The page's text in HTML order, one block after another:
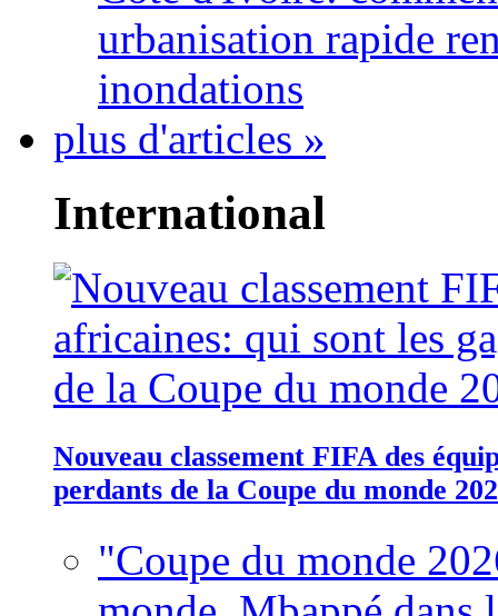
urbanisation rapide
inondations
plus d'articles »
International
Nouveau classement FIFA des
perdants de la Coupe du monde
"Coupe du monde